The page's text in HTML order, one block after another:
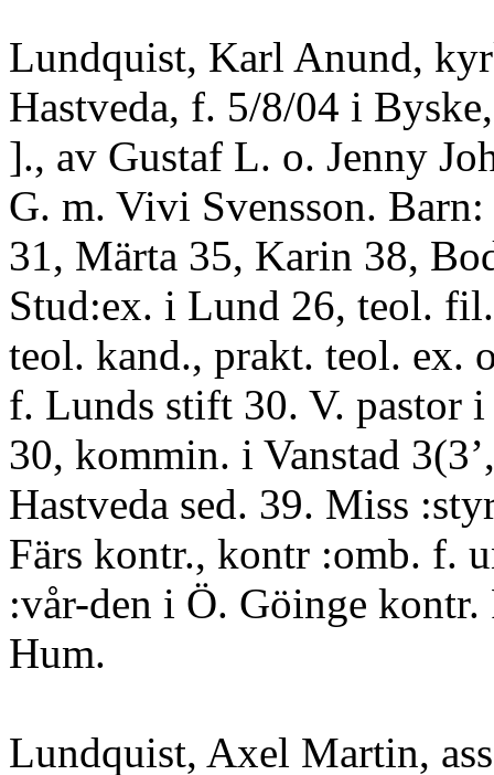
Lundquist, Karl Anund,
Hastveda, f. 5/8/04 i
]., av Gustaf L. o. Jenny
G. m. Vivi Svensson.
31, Märta 35, Karin 38,
Stud:ex. i Lund 26, teol.
teol. kand., prakt. teol. ex.
f. Lunds stift 30. V. pastor
30, kommin. i Vanstad
Hastveda sed. 39. Miss
Färs kontr., kontr :omb. f.
:vår-den i Ö. Göinge
Hum.
Lundquist, Axel Martin,